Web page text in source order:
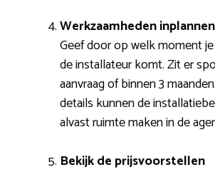
Werkzaamheden inplannen
Geef door op welk moment
de installateur komt. Zit er
aanvraag of binnen 3
details kunnen de
alvast ruimte maken in de
Bekijk de prijsvoorstellen